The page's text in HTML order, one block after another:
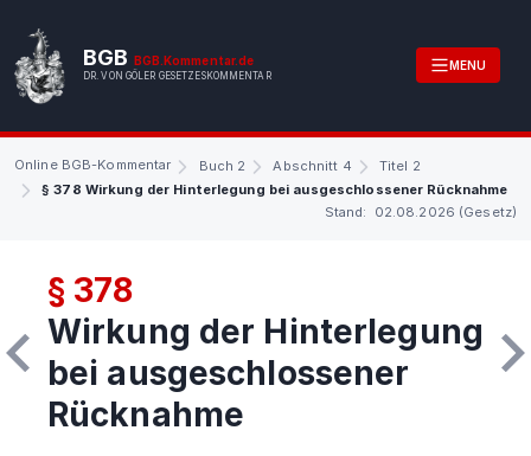
BGB BGB.Kommentar.de
DR. VON GÖLER GESETZESKOMMENTAR
MENU
Online BGB-Kommentar Buch 2 Abschnitt 4
Titel 2
§ 378 Wirkung der Hinterlegung bei ausgeschlossener Rücknahme
Stand: 02.08.2026 (Gesetz)
§ 378
Wirkung der Hinterlegung
bei ausgeschlossener
Rücknahme